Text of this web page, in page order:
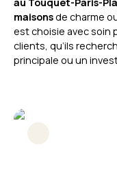
maisonsde charme
est choisie avec soin
clients, qu’ils
principale ou un